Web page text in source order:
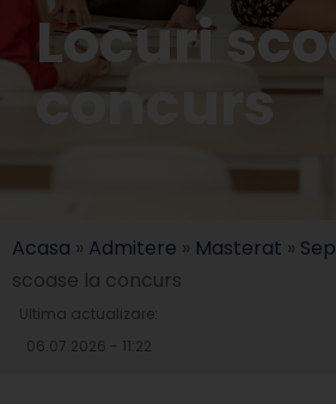
Locuri
concurs
Acasa » Admitere » Masterat »
scoase la concurs
Ultima actualizare:
06.07.2026 - 11:22